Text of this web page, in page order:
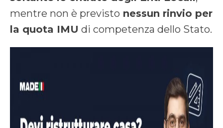
mentre non è previsto nessun rinvio per
la quota IMU di competenza dello Stato.